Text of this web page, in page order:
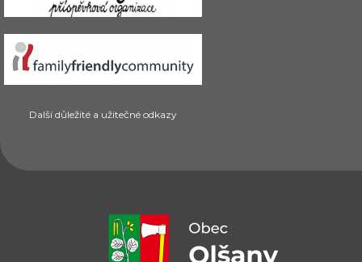
Další důležité a užitečné odkazy